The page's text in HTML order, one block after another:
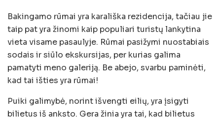
Bakingamo rūmai yra karališka rezidencija, tačiau jie
taip pat yra žinomi kaip populiari turistų lankytina
vieta visame pasaulyje. Rūmai pasižymi nuostabiais
sodais ir siūlo ekskursijas, per kurias galima
pamatyti meno galeriją. Be abejo, svarbu paminėti,
kad tai išties yra rūmai!
Puiki galimybė, norint išvengti eilių, yra įsigyti
bilietus iš anksto. Gera žinia yra tai, kad bilietus